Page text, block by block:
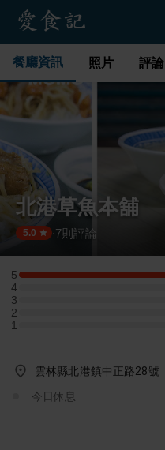
餐廳資訊 照片 評論
北港草魚本舖
5.0 ·7則評論
5
5 星：1 則評論
4
4 星：0 則評論
3
3 星：0 則評論
2
2 星：0 則評論
1
1 星：0 則評論
雲林縣北港鎮中正路28號
今日休息